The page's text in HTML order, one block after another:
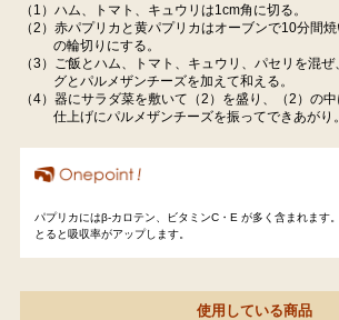
（1）ハム、トマト、キュウリは1cm角に切る。
（2）赤パプリカと黄パプリカはオーブンで10分間
の輪切りにする。
（3）ご飯とハム、トマト、キュウリ、パセリを混
グとパルメザンチーズを加えて和える。
（4）器にサラダ菜を敷いて（2）を盛り、（2）の中
仕上げにパルメザンチーズを振ってできあがり。
パプリカにはβ-カロテン、ビタミンC・E が多く含まれます
とると吸収率がアップします。
使用している商品